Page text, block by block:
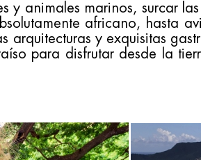
y animales marinos, surcar
africano, hasta
y exquisitas
para disfrutar desde la